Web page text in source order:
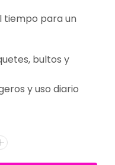
tiempo para un
bultos y
y uso diario